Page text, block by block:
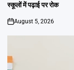
स्कूलों में पढ़ाई पर रोक
on
August 5, 2026